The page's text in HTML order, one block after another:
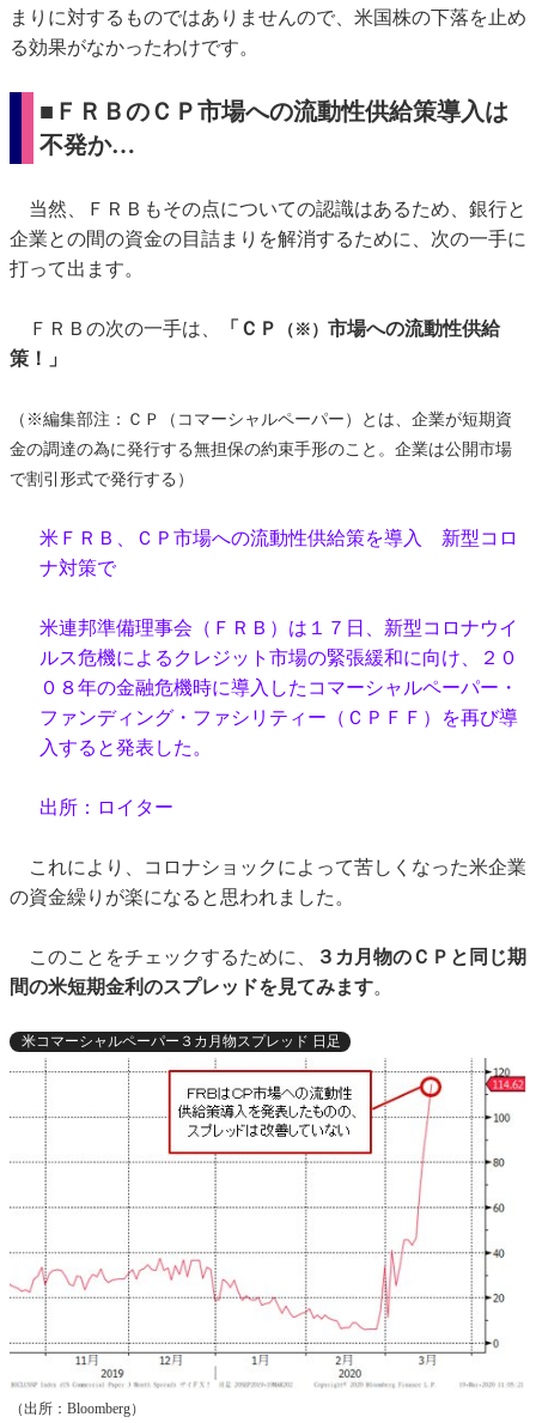
まりに対するものではありませんので、米国株の下落を止め
る効果がなかったわけです。
■ＦＲＢのＣＰ市場への流動性供給策導入は
不発か…
当然、ＦＲＢもその点についての認識はあるため、銀行と
企業との間の資金の目詰まりを解消するために、次の一手に
打って出ます。
ＦＲＢの次の一手は、 「ＣＰ （※） 市場への流動性供給
策！」
（※編集部注：ＣＰ（コマーシャルペーパー）とは、企業が短期資
金の調達の為に発行する無担保の約束手形のこと。企業は公開市場
で割引形式で発行する）
米ＦＲＢ、ＣＰ市場への流動性供給策を導入 新型コロ
ナ対策で
米連邦準備理事会（ＦＲＢ）は１７日、新型コロナウイ
ルス危機によるクレジット市場の緊張緩和に向け、２０
０８年の金融危機時に導入したコマーシャルペーパー・
ファンディング・ファシリティー（ＣＰＦＦ）を再び導
入すると発表した。
出所：ロイター
これにより、コロナショックによって苦しくなった米企業
の資金繰りが楽になると思われました。
このことをチェックするために、
３カ月物のＣＰと同じ期
間の米短期金利のスプレッドを見てみます。
米コマーシャルペーパー３カ月物スプレッド 日足
（出所：Bloomberg）